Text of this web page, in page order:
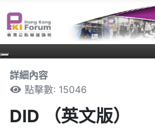
詳細內容
點擊數: 15046
DID （英文版）